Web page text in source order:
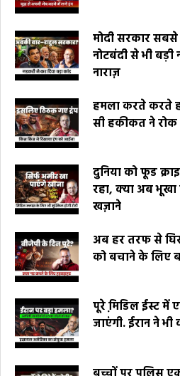
मोदी सरकार
नोटबंदी से भी बड़ी
नाराज़
हमला करते करते
सी हकीकत ने रोक
दुनिया को फूड
रहा, क्या अब
खज़ाने
अब हर तरफ से
को बचाने के लिए
पूरे मि़डिल ईस्ट में
जाएंगी. ईरान ने